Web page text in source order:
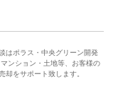
はポラス・中央グリーン開発
ンション・土地等、お客様の
却をサポート致します。